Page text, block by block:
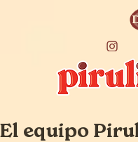
El equipo